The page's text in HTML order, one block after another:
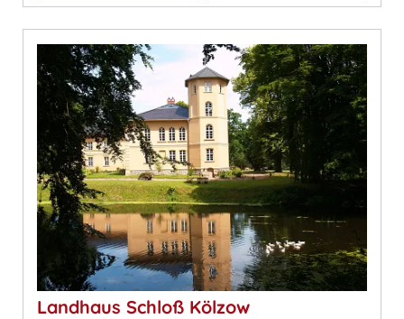
Landhaus Schloß Kölzow